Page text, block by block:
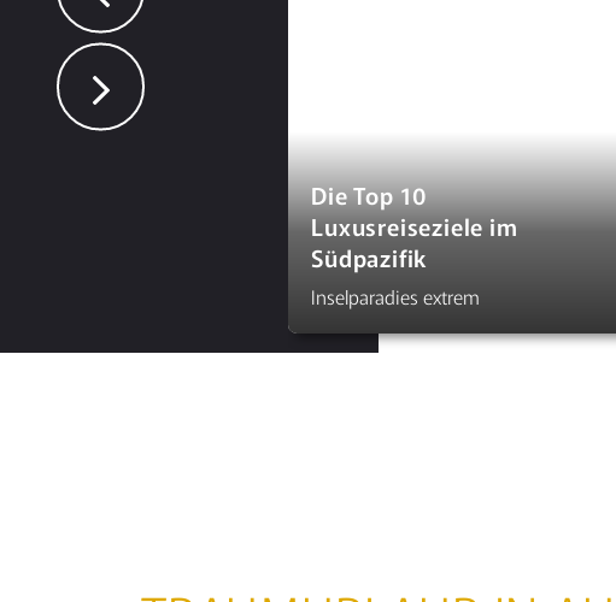
Die Top 10
Luxusreiseziele im
Südpazifik
Inselparadies extrem